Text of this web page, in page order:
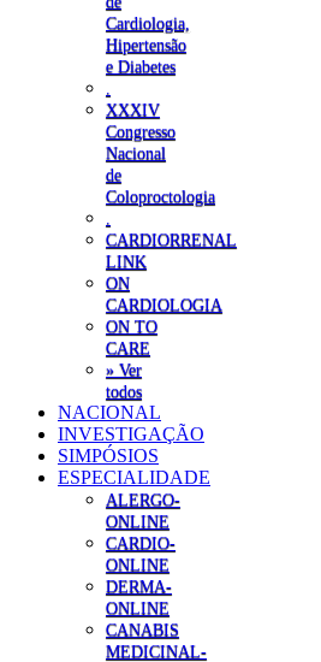
Cardiologia,
Hipertensão
e Diabetes
XXXIV
Congresso
Nacional
de
Coloproctologia
CARDIORRENAL
LINK
ON
CARDIOLOGIA
ON TO
CARE
» Ver
todos
NACIONAL
INVESTIGAÇÃO
SIMPÓSIOS
ESPECIALIDADE
ALERGO-
ONLINE
CARDIO-
ONLINE
DERMA-
ONLINE
CANABIS
MEDICINAL-